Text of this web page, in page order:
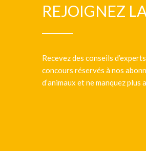
REJOIGNEZ
Recevez des conseils
concours réservés à nos
d’animaux et ne manquez plus